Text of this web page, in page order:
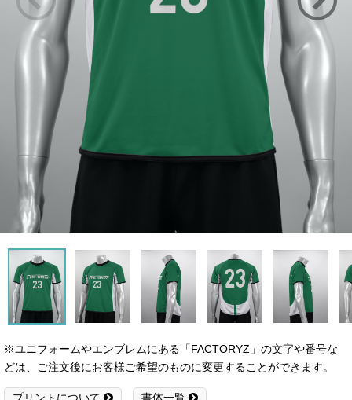
※ユニフォームやエンブレムにある「FACTORYZ」の文字や番号な
どは、ご注文後にお客様ご希望のものに変更することができます。
プリントについて 書体一覧